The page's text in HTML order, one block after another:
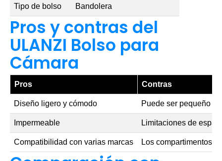
Tipo de bolso Bandolera
Pros y contras del
ULANZI Bolso para
Cámara
Pros Contras
Diseño ligero y cómodo Puede ser pequeño
Impermeable Limitaciones de
Compatibilidad con varias marcas Los compartimentos